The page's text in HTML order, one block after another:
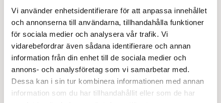
Vi använder enhetsidentifierare för att anpassa innehållet
och annonserna till användarna, tillhandahålla funktioner
för sociala medier och analysera vår trafik. Vi
vidarebefordrar även sådana identifierare och annan
information från din enhet till de sociala medier och
annons- och analysföretag som vi samarbetar med.
Dessa kan i sin tur kombinera informationen med annan
information som du har tillhandahållit eller som de har
cm (89 kr)
lager
Strumpstickor Zing – 2.50 mm, 15 cm (74 kr)
Strumpstickor Zing – 3.00 mm, 15 cm (74 kr)
Prisspecifikation